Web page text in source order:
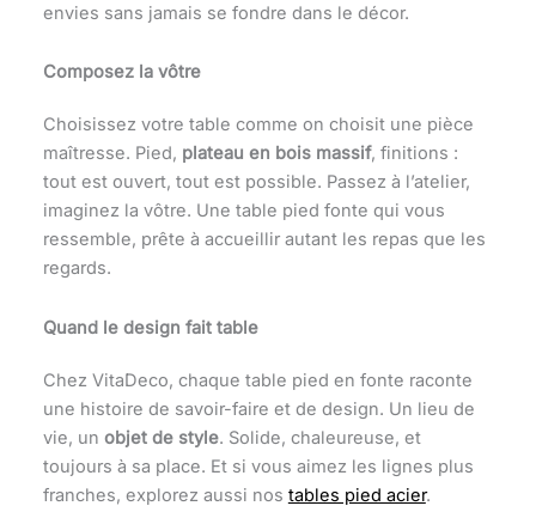
envies sans jamais se fondre dans le décor.
Composez la vôtre
Choisissez votre table comme on choisit une pièce
maîtresse. Pied, plateau en bois massif, finitions :
tout est ouvert, tout est possible. Passez à l’atelier,
imaginez la vôtre. Une table pied fonte qui vous
ressemble, prête à accueillir autant les repas que les
regards.
Quand le design fait table
Chez VitaDeco, chaque table pied en fonte raconte
une histoire de savoir-faire et de design. Un lieu de
vie, un objet de style. Solide, chaleureuse, et
toujours à sa place. Et si vous aimez les lignes plus
franches, explorez aussi nos tables pied acier.